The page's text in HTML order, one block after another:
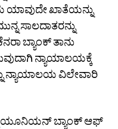
ಯಾವುದೇ ಖಾತೆಯನ್ನು
ಸಾಲದಾತರನ್ನು
ಬ್ಯಾಂಕ್‌ ತಾನು
ನ್ಯಾಯಾಲಯಕ್ಕೆ
ನ್ಯಾಯಾಲಯ ವಿಲೇವಾರಿ
ಯೂನಿಯನ್ ಬ್ಯಾಂಕ್ ಆಫ್